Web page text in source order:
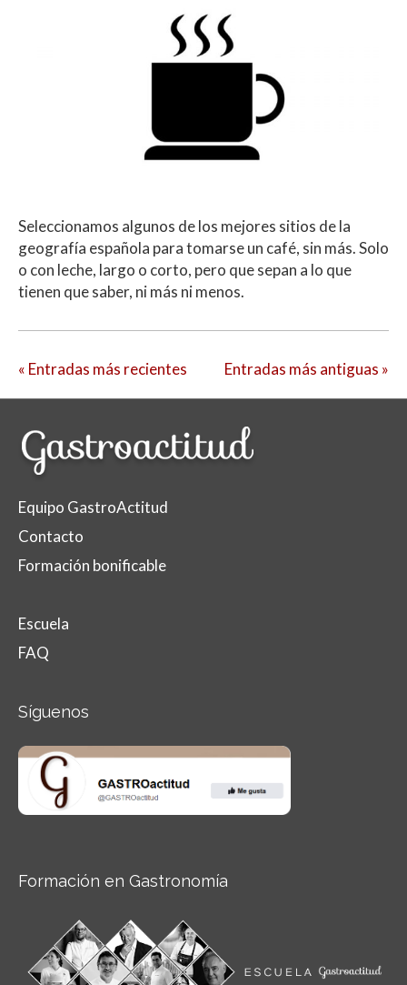
Seleccionamos algunos de los mejores sitios de la
geografía española para tomarse un café, sin más. Solo
o con leche, largo o corto, pero que sepan a lo que
tienen que saber, ni más ni menos.
« Entradas más recientes Entradas más antiguas »
Equipo GastroActitud
Contacto
Formación bonificable
Escuela
FAQ
Síguenos
Formación en Gastronomía